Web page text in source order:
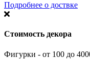
Подробнее о доствке
Стоимость декора
Фигурки - от 100 до